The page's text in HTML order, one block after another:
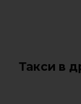
Такси в